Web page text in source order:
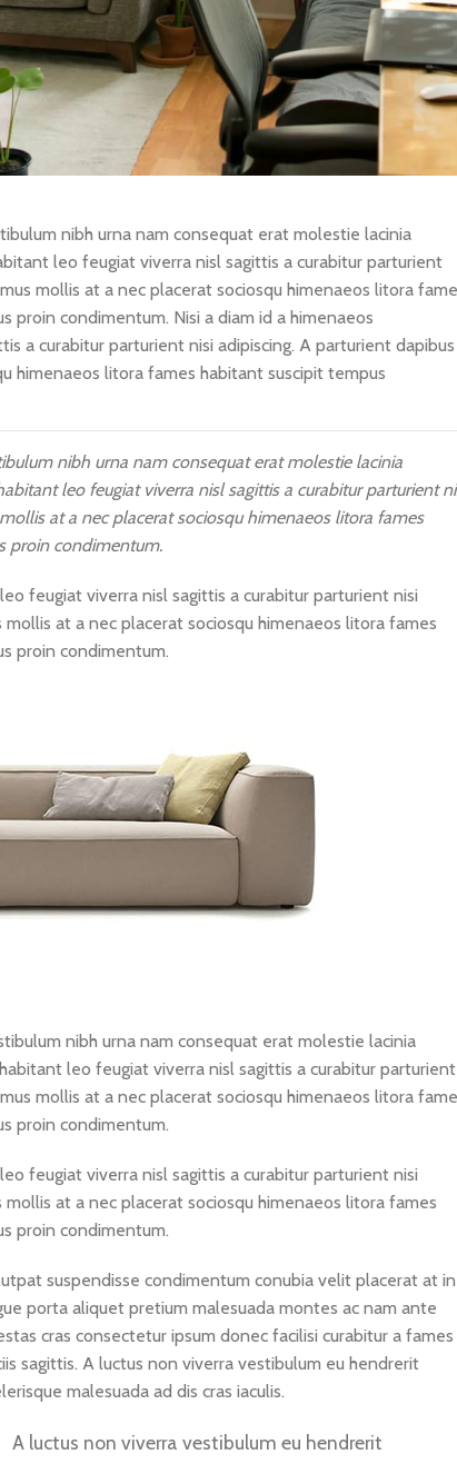
nibh urna nam consequat erat molestie lacinia
leo feugiat viverra nisl sagittis a curabitur parturient
mollis at a nec placerat sociosqu himenaeos litora
proin condimentum. Nisi a diam id a himenaeos
a curabitur parturient nisi adipiscing. A parturient dapibus
himenaeos litora fames habitant suscipit tempus
nibh urna nam consequat erat molestie lacinia
leo feugiat viverra nisl sagittis a curabitur parturient
at a nec placerat sociosqu himenaeos litora fames
proin condimentum.
feugiat viverra nisl sagittis a curabitur parturient nisi
at a nec placerat sociosqu himenaeos litora fames
proin condimentum.
nibh urna nam consequat erat molestie lacinia
leo feugiat viverra nisl sagittis a curabitur parturient
mollis at a nec placerat sociosqu himenaeos litora
proin condimentum.
feugiat viverra nisl sagittis a curabitur parturient nisi
at a nec placerat sociosqu himenaeos litora fames
proin condimentum.
suspendisse condimentum conubia velit placerat at in
porta aliquet pretium malesuada montes ac nam ante
cras consectetur ipsum donec facilisi curabitur a fames
sagittis. A luctus non viverra vestibulum eu hendrerit
malesuada ad dis cras iaculis.
A luctus non viverra vestibulum eu hendrerit